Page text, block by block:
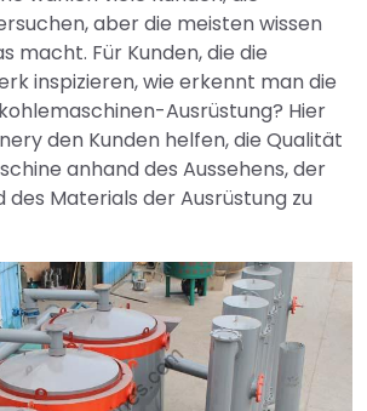
aber die meisten wissen
macht. Für Kunden, die die
inspizieren, wie erkennt man die
Ausrüstung? Hier
den Kunden helfen, die Qualität
anhand des Aussehens, der
Materials der Ausrüstung zu